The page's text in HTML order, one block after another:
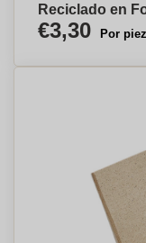
Reciclado en
€3,30 Por